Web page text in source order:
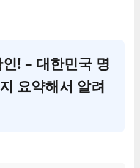
! – 대한민국 명
요약해서 알려